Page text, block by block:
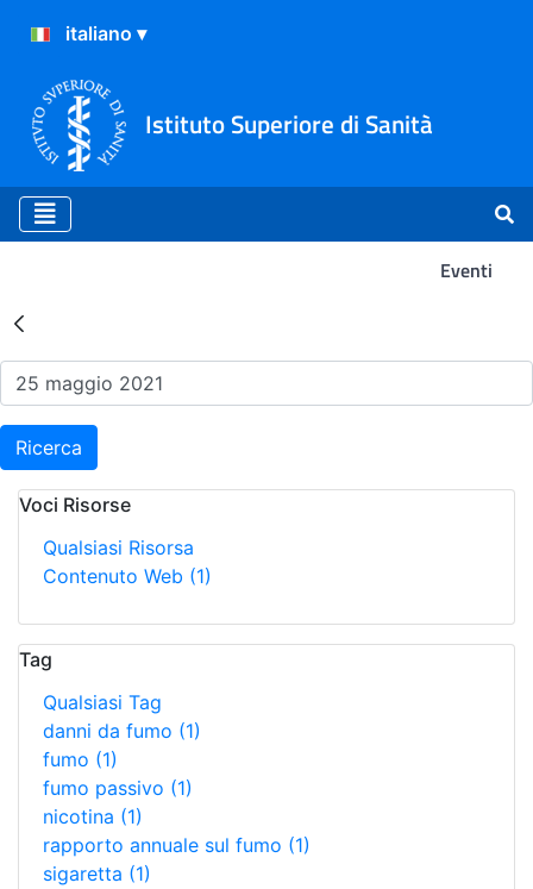
Istituto Superiore di Sanità
Eventi
Risultati della Ricerca -
Ricerca
Voci Risorse
Qualsiasi Risorsa
Contenuto Web (1)
Tag
Qualsiasi Tag
danni da fumo (1)
fumo (1)
fumo passivo (1)
nicotina (1)
rapporto annuale sul fumo (1)
sigaretta (1)